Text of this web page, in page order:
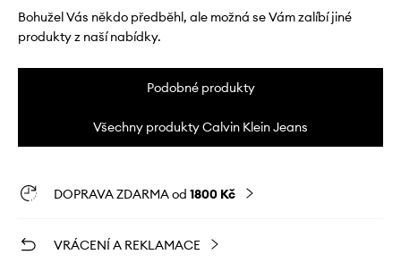
Bohužel Vás někdo předběhl, ale možná se Vám zalíbí jiné
produkty z naší nabídky.
Podobné produkty
Všechny produkty Calvin Klein Jeans
DOPRAVA ZDARMA od 1800 Kč
VRÁCENÍ A REKLAMACE